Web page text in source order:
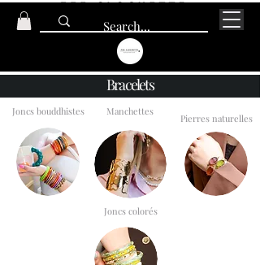
Bracelets
Joncs bouddhistes Manchettes
Joncs Manchettes
Pierres naturelles
Naturels
Joncs colorés
BANGLES